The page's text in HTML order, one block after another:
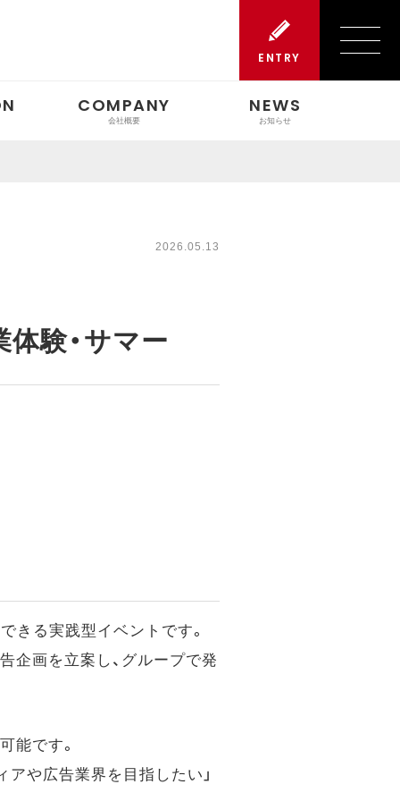
ENTRY
COMPANY NEWS
2026.05.13
験・サマー
きる実践型イベントです。
企画を立案し、グループで発
能です。
アや広告業界を目指したい」